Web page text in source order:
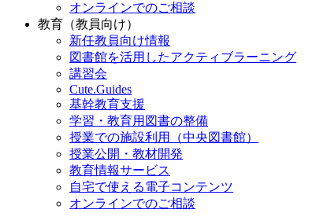
オンラインでのご相談
教育（教員向け）
新任教員向け情報
図書館を活用したアクティブラーニング
講習会
Cute.Guides
基幹教育支援
学習・教育用図書の整備
授業での施設利用（中央図書館）
授業公開・教材開発
教育情報サービス
自宅で使える電子コンテンツ
オンラインでのご相談